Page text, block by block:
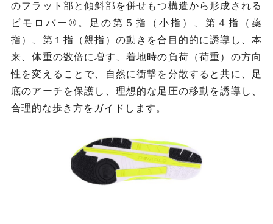
のフラット部と傾斜部を併せもつ構造から形成される
ビモロバー®。足の第５指（小指）、第４指（薬
指）、第１指（親指）の動きを合目的的に誘導し、本
来、体重の数倍に増す、着地時の負荷（荷重）の方向
性を変えることで、自然に衝撃を分散すると共に、足
底のアーチを保護し、理想的な足圧の移動を誘導し、
合理的な歩き方をガイドします。